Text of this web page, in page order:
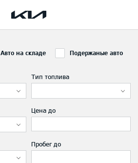
Авто на складе Подержаные авто
Тип топлива
Цена до
Пробег до